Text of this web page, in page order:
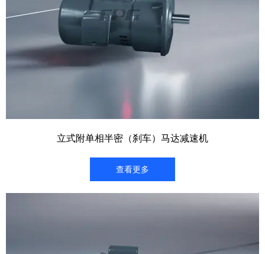
立式附单相半密（刹车）马达减速机
查看更多